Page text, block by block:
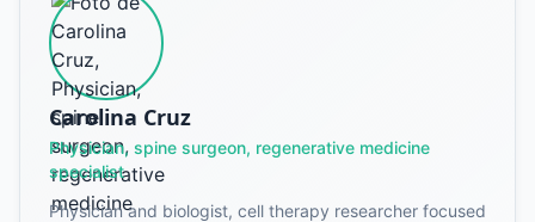
Carolina Cruz
Physician, spine surgeon, regenerative medicine
specialist
Physician and biologist, cell therapy researcher focused